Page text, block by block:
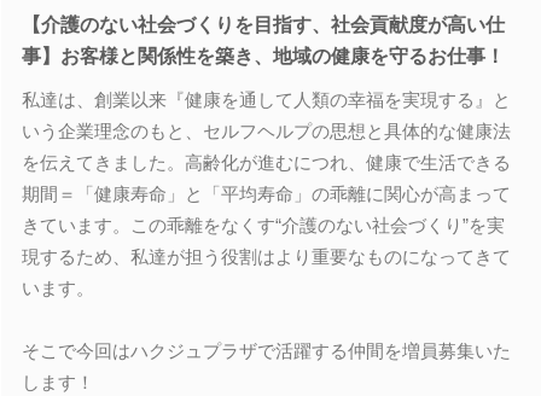
【介護のない社会づくりを目指す、社会貢献度が高い仕
事】お客様と関係性を築き、地域の健康を守るお仕事！
私達は、創業以来『健康を通して人類の幸福を実現する』と
いう企業理念のもと、セルフヘルプの思想と具体的な健康法
を伝えてきました。高齢化が進むにつれ、健康で生活できる
期間＝「健康寿命」と「平均寿命」の乖離に関心が高まって
きています。この乖離をなくす“介護のない社会づくり”を実
現するため、私達が担う役割はより重要なものになってきて
います。
そこで今回はハクジュプラザで活躍する仲間を増員募集いた
します！